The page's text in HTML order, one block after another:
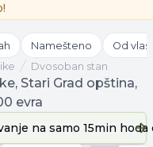
Namešteno Od
Dvosoban stan
Stari Grad opština,
evra
na samo 15min hoda